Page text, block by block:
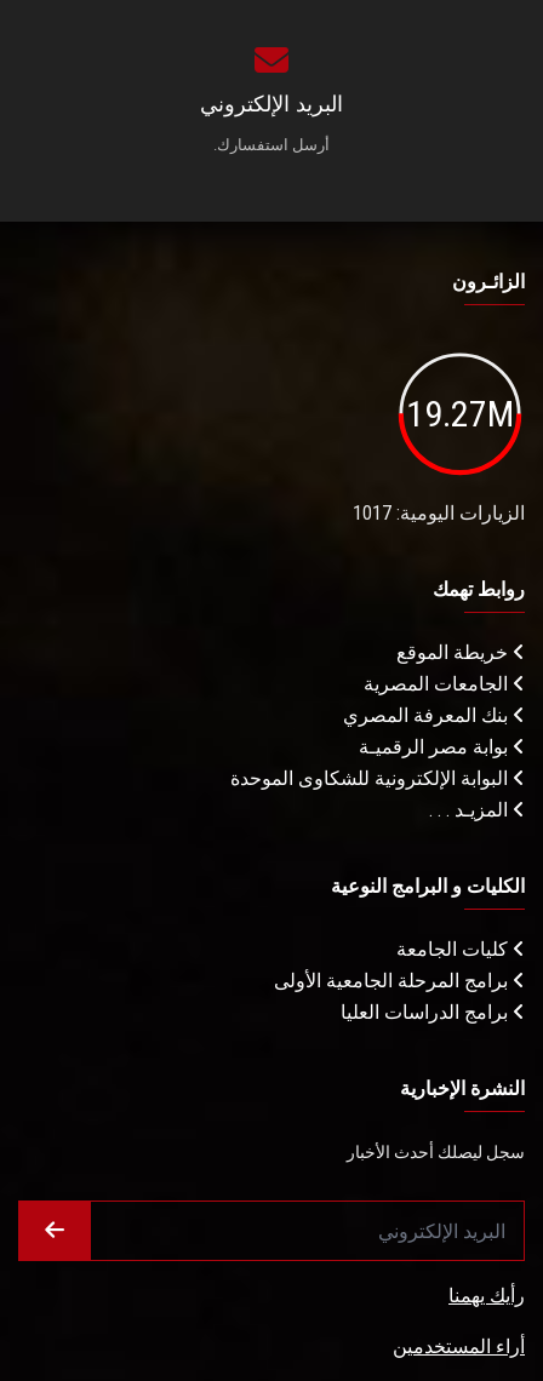
البريد الإلكتروني
أرسل استفسارك.
الزائـرون
19.27M
الزيارات اليومية: 1017
روابط تهمك
خريطة الموقع
الجامعات المصرية
بنك المعرفة المصري
بوابة مصر الرقميـة
البوابة الإلكترونية للشكاوى الموحدة
المزيـد . . .
الكليات و البرامج النوعية
كليات الجامعة
برامج المرحلة الجامعية الأولى
برامج الدراسات العليا
النشرة الإخبارية
سجل ليصلك أحدث الأخبار
رأيك يهمنا
أراء المستخدمين